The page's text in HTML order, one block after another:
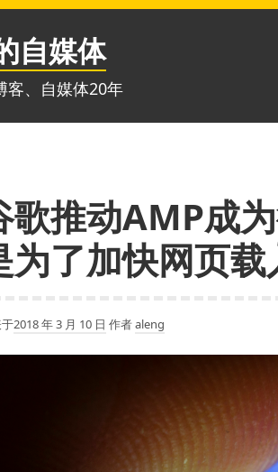
自媒体
客、自媒体20年
歌推动AMP成
为了加快网页
2018 年 3 月 10 日 作者aleng